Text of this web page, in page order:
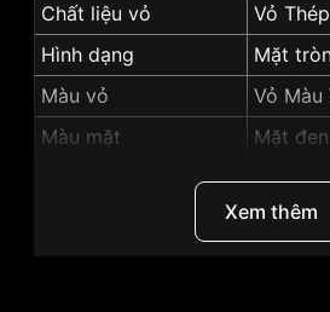
Chất liệu vỏ
Vỏ
Hình dạng
Mặt
Màu vỏ
Vỏ Màu
Màu mặt
Mặt đen
5mm
Những sản phẩm tương tự
SG3001.4601CV":
Xem thêm